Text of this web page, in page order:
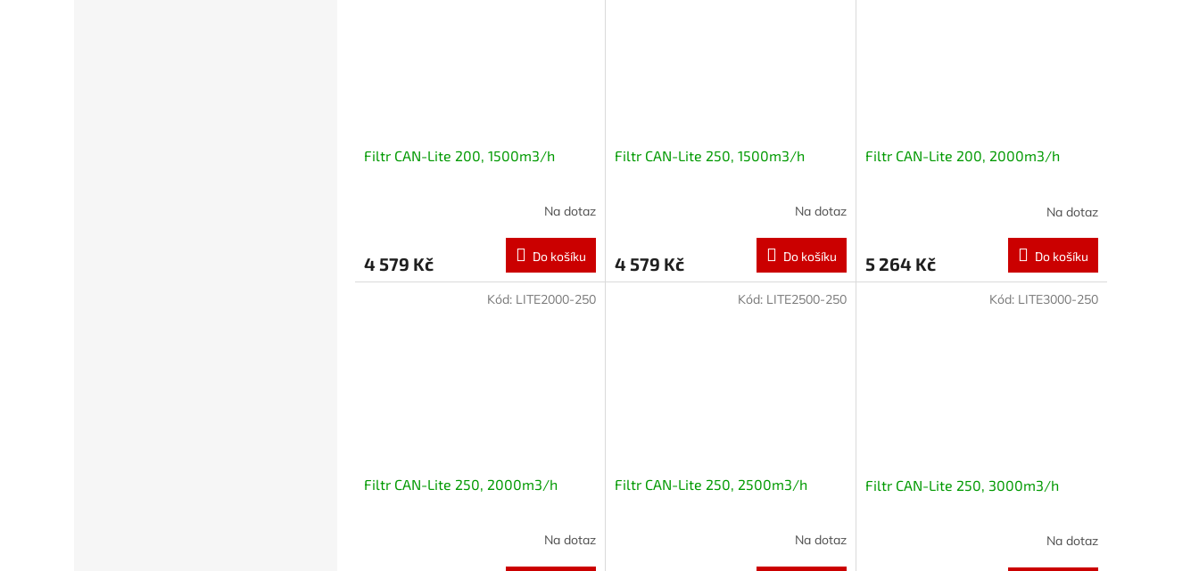
Filtr CAN-Lite 200, 1500m3/h
Na dotaz
4 579 Kč Do košíku
Filtr CAN-Lite 250, 1500m3/h
Na dotaz
4 579 Kč Do košíku
Filtr CAN-Lite 200, 2000m3/h
Na dotaz
5 264 Kč Do košíku
Filtr CAN-Lite 250, 2000m3/h
Na dotaz
Kód: LITE2000-250
Filtr CAN-Lite 250, 2500m3/h
Na dotaz
Kód: LITE2500-250
Filtr CAN-Lite 250, 3000m3/h
Na dotaz
Kód: LITE3000-250